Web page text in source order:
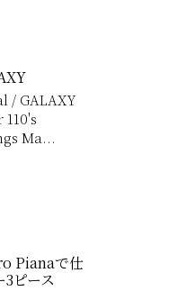
/ GALAXY
110's
Ma...
Pianaで仕
ピース